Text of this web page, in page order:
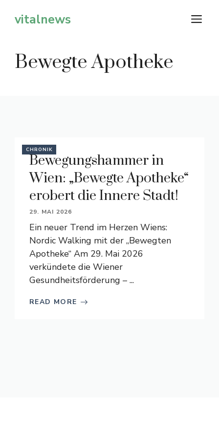
Inhaltvitalnews
Bewegte Apotheke
CHRONIK
Bewegungshammer in
Wien: „Bewegte Apotheke“
erobert die Innere Stadt!
29. MAI 2026
Ein neuer Trend im Herzen Wiens:
Nordic Walking mit der „Bewegten
Apotheke“ Am 29. Mai 2026
verkündete die Wiener
Gesundheitsförderung – ...
READ MORE